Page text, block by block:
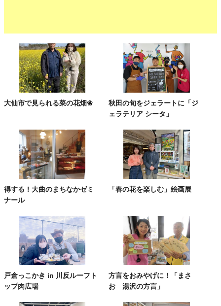
大仙市で見られる菜の花畑❀
秋田の旬をジェラートに「ジ
ェラテリア シータ」
得する！大曲のまちなかゼミ
ナール
「春の花を楽しむ」絵画展
戸倉っこかき in 川反ルーフト
ップ肉広場
方言をおみやげに！「まさ
お 湯沢の方言」